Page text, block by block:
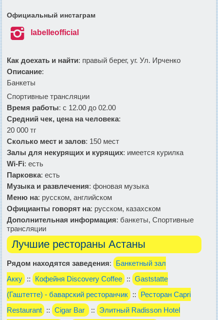
Официальный инстаграм
 labelleofficial
Как доехать и найти: правый берег, уг. Ул. Ирченко
Описание:
Банкеты
Спортивные трансляции
Время работы: с 12.00 до 02.00
Средний чек, цена на человека:
20 000 тг
Сколько мест и залов: 150 мест
Залы для некурящих и курящих: имеется курилка
Wi-Fi: есть
Парковка: есть
Музыка и развлечения: фоновая музыка
Меню на: русском, английском
Официанты говорят на: русском, казахском
Дополнительная информация: банкеты, Спортивные
трансляции
Лучшие рестораны Астаны
Рядом находятся заведения:
Банкетный зал
Акку :: Кофейня Discovery Coffee :: Gaststatte
(Гаштетте) - баварский ресторанчик ::
Ресторан Capri
Restaurant :: Cigar Bar ::
Элитный Radisson Hotel